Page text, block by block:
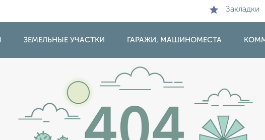
Закладки
ЗЕМЕЛЬНЫЕ УЧАСТКИ ГАРАЖИ, МАШИНОМЕСТА